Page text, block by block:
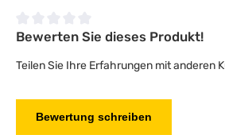
Durchschnittliche Bewertung von 0 von 5
Bewerten Sie dieses Produkt!
Teilen Sie Ihre Erfahrungen mit anderen
Bewertung schreiben